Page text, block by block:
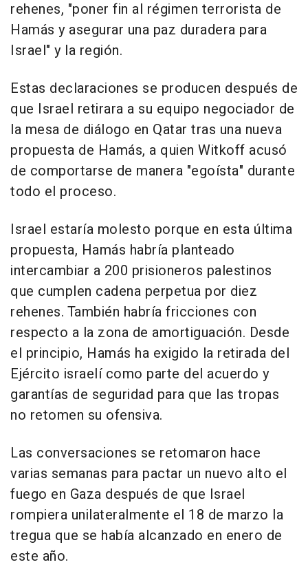
rehenes, "poner fin al régimen terrorista de
Hamás y asegurar una paz duradera para
Israel" y la región.
Estas declaraciones se producen después de
que Israel retirara a su equipo negociador de
la mesa de diálogo en Qatar tras una nueva
propuesta de Hamás, a quien Witkoff acusó
de comportarse de manera "egoísta" durante
todo el proceso.
Israel estaría molesto porque en esta última
propuesta, Hamás habría planteado
intercambiar a 200 prisioneros palestinos
que cumplen cadena perpetua por diez
rehenes. También habría fricciones con
respecto a la zona de amortiguación. Desde
el principio, Hamás ha exigido la retirada del
Ejército israelí como parte del acuerdo y
garantías de seguridad para que las tropas
no retomen su ofensiva.
Las conversaciones se retomaron hace
varias semanas para pactar un nuevo alto el
fuego en Gaza después de que Israel
rompiera unilateralmente el 18 de marzo la
tregua que se había alcanzado en enero de
este año.